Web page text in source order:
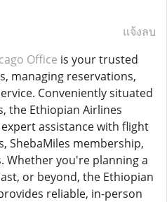
แจ้งลบ
Office is your trusted
managing reservations,
Conveniently situated
the Ethiopian Airlines
assistance with flight
ShebaMiles membership,
Whether you're planning a
or beyond, the Ethiopian
reliable, in-person